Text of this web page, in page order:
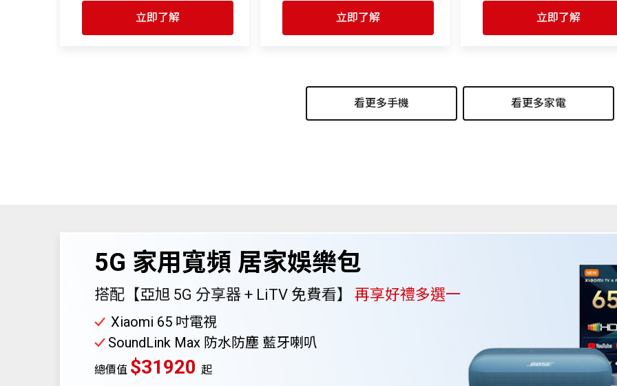
立即了解 立即了解 立即了解
看更多手機 看更多家電
5G 家用寬頻 居家娛樂包
搭配【亞旭 5G 分享器 + LiTV 免費看】 再享好禮多選一
Xiaomi 65 吋電視
SoundLink Max 防水防塵 藍牙喇叭
總價值 $31920 起